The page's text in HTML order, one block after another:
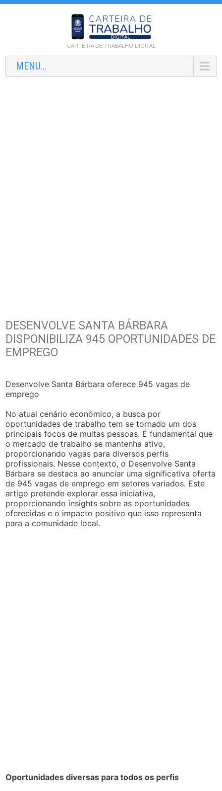
CARTEIRA DE TRABALHO DIGITAL
MENU...
DESENVOLVE SANTA BÁRBARA
DISPONIBILIZA 945 OPORTUNIDADES DE
EMPREGO
Desenvolve Santa Bárbara oferece 945 vagas de
emprego
No atual cenário econômico, a busca por
oportunidades de trabalho tem se tornado um dos
principais focos de muitas pessoas. É fundamental que
o mercado de trabalho se mantenha ativo,
proporcionando vagas para diversos perfis
profissionais. Nesse contexto, o Desenvolve Santa
Bárbara se destaca ao anunciar uma significativa oferta
de 945 vagas de emprego em setores variados. Este
artigo pretende explorar essa iniciativa,
proporcionando insights sobre as oportunidades
oferecidas e o impacto positivo que isso representa
para a comunidade local.
Oportunidades diversas para todos os perfis